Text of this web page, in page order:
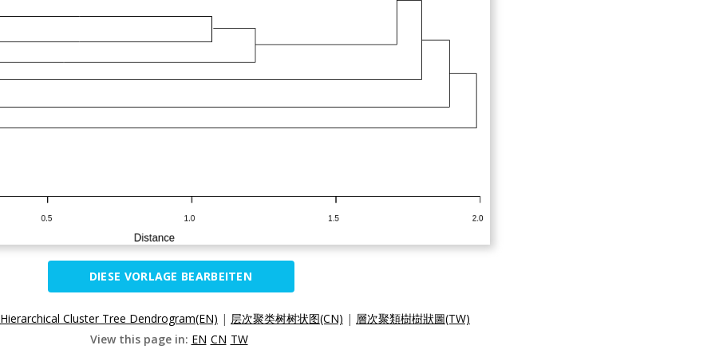
DIESE VORLAGE BEARBEITEN
Hierarchical Cluster Tree Dendrogram(EN) | 层次聚类树树状图(CN) | 層次聚類樹樹狀圖(TW)
View this page in: EN CN TW